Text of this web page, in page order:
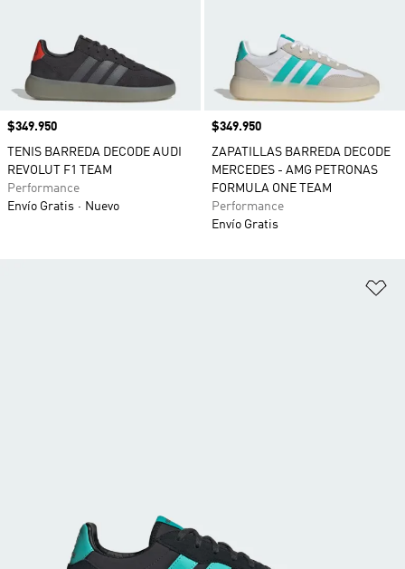
Precio
$349.950
TENIS BARREDA DECODE AUDI
REVOLUT F1 TEAM
Performance
Envío Gratis
Nuevo
Precio
$349.950
ZAPATILLAS BARREDA DECODE
MERCEDES - AMG PETRONAS
FORMULA ONE TEAM
Performance
Envío Gratis